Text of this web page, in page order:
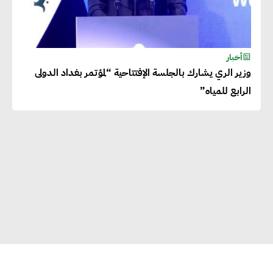
أخبار
وزير الري يشارك بالجلسة الإفتتاحية “لمؤتمر بغداد الدولى
الرابع للمياه”